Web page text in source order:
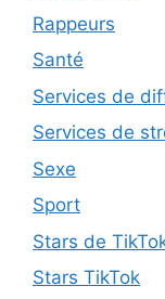
Rappeurs
Santé
Services de
Services de
Sexe
Sport
Stars de
Stars TikTok